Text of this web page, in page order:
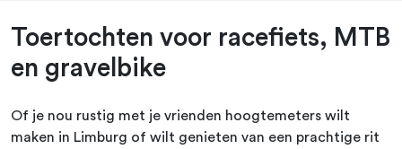
Toertochten voor racefiets, MTB
en gravelbike
Of je nou rustig met je vrienden hoogtemeters wilt
maken in Limburg of wilt genieten van een prachtige rit